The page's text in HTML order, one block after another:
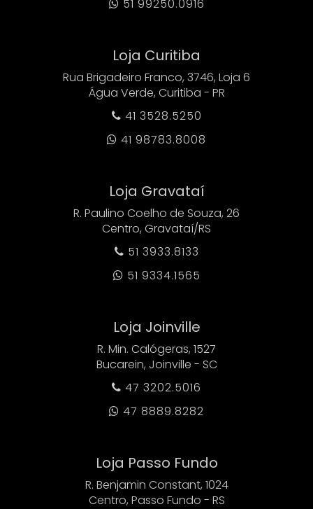
 51 99250.0916
Loja Curitiba
Rua Brigadeiro Franco, 3746, Loja 6
Água Verde, Curitiba - PR
 41 3528.5250
 41 98783.8008
Loja Gravataí
R. Paulino Coelho de Souza, 26
Centro, Gravataí/RS
 51 3933.8133
 51 9334.1565
Loja Joinville
R. Min. Calógeras, 1527
Bucarein, Joinville - SC
 47 3202.5016
 47 8889.8282
Loja Passo Fundo
R. Benjamin Constant, 1024
Centro, Passo Fundo - RS